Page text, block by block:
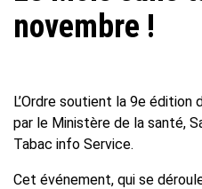
novembre !
L’Ordre soutient la 9e édition
par le Ministère de la santé,
Tabac info Service.
Cet événement, qui se